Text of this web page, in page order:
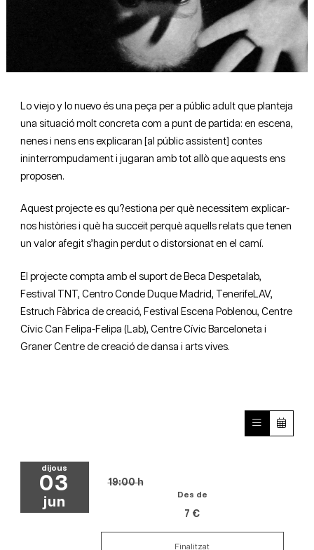
Lo viejo y lo nuevo és una peça per a públic adult que planteja
una situació molt concreta com a punt de partida: en escena,
nenes i nens ens explicaran [al públic assistent] contes
ininterrompudament i jugaran amb tot allò que aquests ens
proposen.
Aquest projecte es qu?estiona per què necessitem explicar-
nos històries i què ha succeït perquè aquells relats que tenen
un valor afegit s’hagin perdut o distorsionat en el camí.
El projecte compta amb el suport de Beca Despetalab,
Festival TNT, Centro Conde Duque Madrid, TenerifeLAV,
Estruch Fàbrica de creació, Festival Escena Poblenou, Centre
Cívic Can Felipa-Felipa (Lab), Centre Cívic Barceloneta i
Graner Centre de creació de dansa i arts vives.
dijous
03
jun
19:00 h
Des de
7 €
Finalitzat